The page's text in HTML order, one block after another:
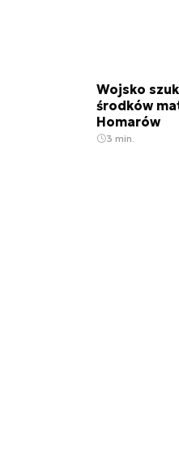
Wojsko
środków
Homarów
3 min.